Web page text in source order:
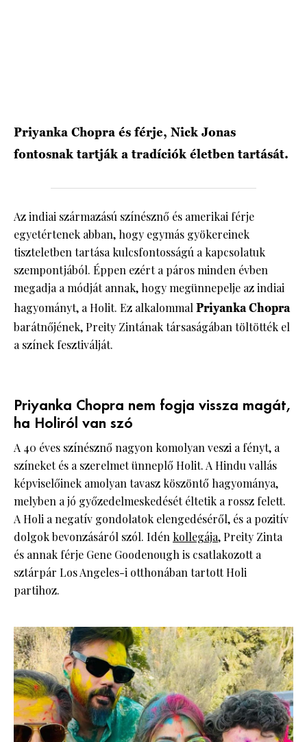
Priyanka Chopra és férje, Nick Jonas
fontosnak tartják a tradíciók életben tartását.
Az indiai származású színésznő és amerikai férje
egyetértenek abban, hogy egymás gyökereinek
tiszteletben tartása kulcsfontosságú a kapcsolatuk
szempontjából. Éppen ezért a páros minden évben
megadja a módját annak, hogy megünnepelje az indiai
hagyományt, a Holit. Ez alkalommalPriyanka Chopra
barátnőjének, Preity Zintának társaságában töltötték el
a színek fesztiválját.
Priyanka Chopra nem fogja vissza magát,
ha Holiról van szó
A 40 éves színésznő nagyon komolyan veszi a fényt, a
színeket és a szerelmet ünneplő Holit. A Hindu vallás
képviselőinek amolyan tavasz köszöntő hagyománya,
melyben a jó győzedelmeskedését éltetik a rossz felett.
A Holi a negatív gondolatok elengedéséről, és a pozitív
dolgok bevonzásáról szól. Idén kollegája, Preity Zinta
és annak férje Gene Goodenough is csatlakozott a
sztárpár Los Angeles-i otthonában tartott Holi
partihoz.